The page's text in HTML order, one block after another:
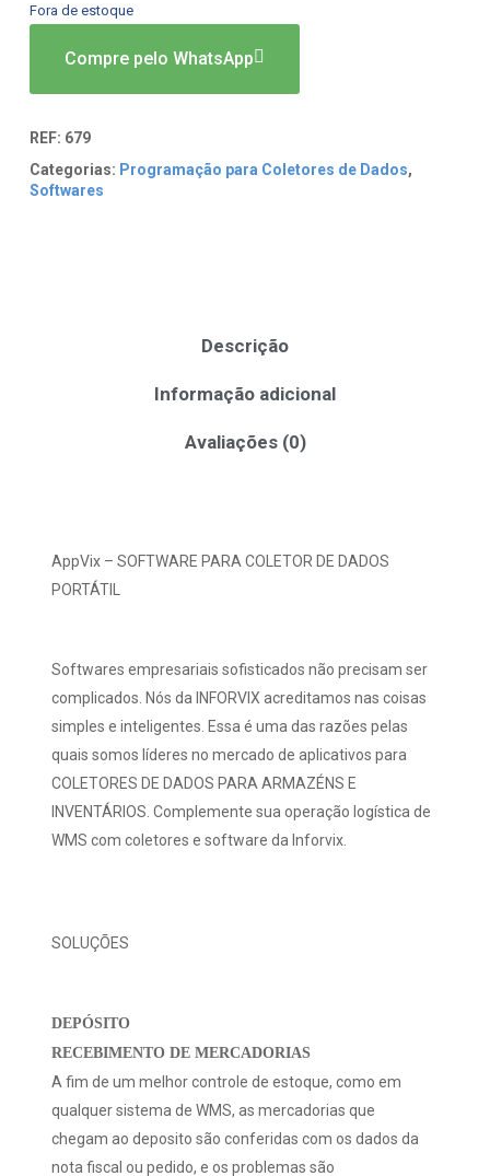
Fora de estoque
Compre pelo WhatsApp
REF: 679
Categorias: Programação para Coletores de Dados,
Softwares
Descrição
Informação adicional
Avaliações (0)
AppVix – SOFTWARE PARA COLETOR DE DADOS
PORTÁTIL
Softwares empresariais sofisticados não precisam ser
complicados. Nós da INFORVIX acreditamos nas coisas
simples e inteligentes. Essa é uma das razões pelas
quais somos líderes no mercado de aplicativos para
COLETORES DE DADOS PARA ARMAZÉNS E
INVENTÁRIOS. Complemente sua operação logística de
WMS com coletores e software da Inforvix.
SOLUÇÕES
DEPÓSITO
RECEBIMENTO DE MERCADORIAS
A fim de um melhor controle de estoque, como em
qualquer sistema de WMS, as mercadorias que
chegam ao deposito são conferidas com os dados da
nota fiscal ou pedido, e os problemas são